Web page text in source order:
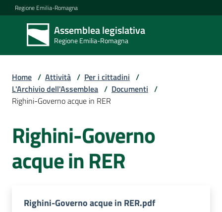
Vai al contenuto
Vai alla navigazione
Vai al footer
Regione Emilia-Romagna
Assemblea legislativa
Regione Emilia-Romagna
Assemblea
legislativa
Regione Emilia-
Assemblea
Attività
Home / Attività / Per i cittadini /
L'Archivio dell'Assemblea / Documenti /
Righini-Governo acque in RER
Righini-Governo
acque in RER
Righini-Governo acque in RER.pdf